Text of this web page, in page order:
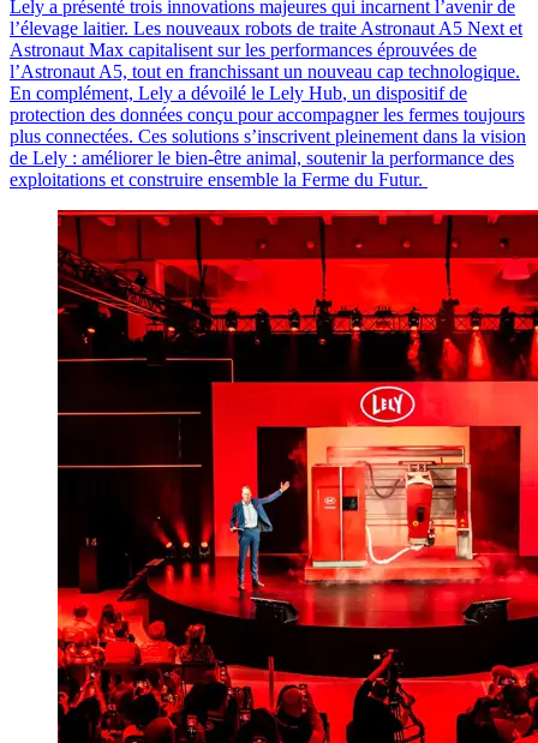
Lely a présenté trois innovations majeures qui incarnent l’avenir de
l’élevage laitier. Les nouveaux robots de traite Astronaut A5 Next et
Astronaut Max capitalisent sur les performances éprouvées de
l’Astronaut A5, tout en franchissant un nouveau cap technologique.
En complément, Lely a dévoilé le Lely Hub, un dispositif de
protection des données conçu pour accompagner les fermes toujours
plus connectées. Ces solutions s’inscrivent pleinement dans la vision
de Lely : améliorer le bien-être animal, soutenir la performance des
exploitations et construire ensemble la Ferme du Futur.